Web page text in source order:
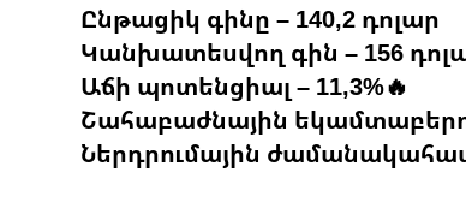
Ընթացիկ գինը – 140,2 դոլար
Կանխատեսվող գին – 156
Աճի պոտենցիալ – 11,3%🔥
Շահաբաժնային
Ներդրումային